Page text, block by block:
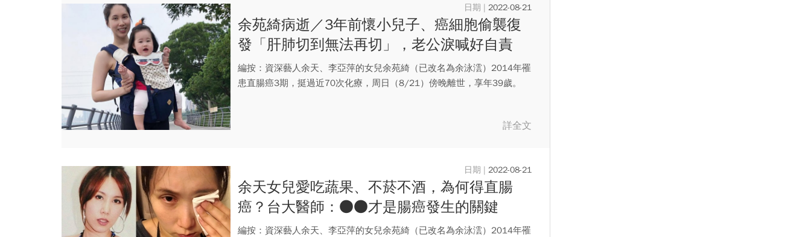
2022-08-21
余苑綺病逝／3年前懷小兒子、癌細胞偷襲復
發「肝肺切到無法再切」，老公淚喊好自責
編按：資深藝人余天、李亞萍的女兒余苑綺（已改名為余泳澐）2014年罹
患直腸癌3期，挺過近70次化療，周日（8/21）傍晚離世，享年39歲。
詳全文
2022-08-21
余天女兒愛吃蔬果、不菸不酒，為何得直腸
癌？台大醫師：●●才是腸癌發生的關鍵
編按：資深藝人余天、李亞萍的女兒余苑綺（已改名為余泳澐）2014年罹